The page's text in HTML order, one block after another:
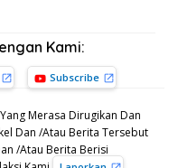
Kami:
Subscribe
Merasa Dirugikan Dan
Dan /Atau Berita Tersebut
/Atau Berita Berisi